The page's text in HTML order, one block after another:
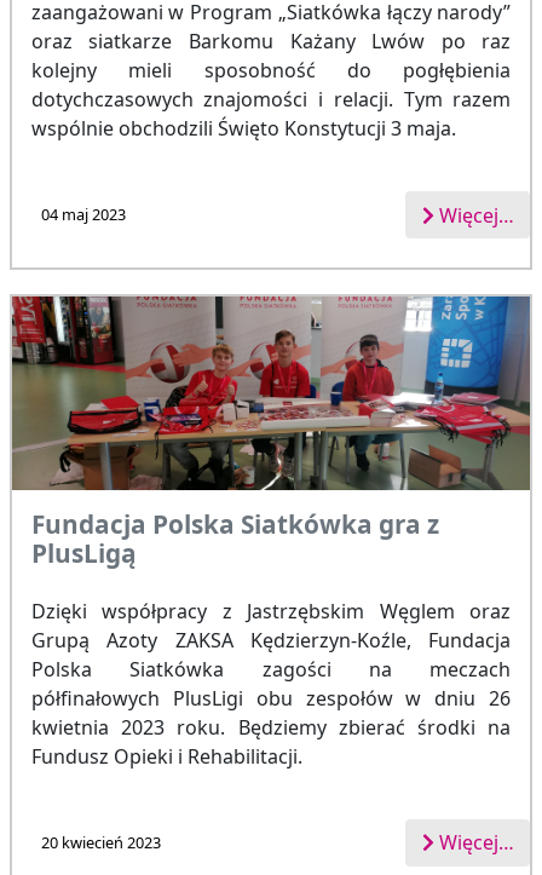
zaangażowani w Program „Siatkówka łączy narody”
oraz siatkarze Barkomu Każany Lwów po raz
kolejny mieli sposobność do pogłębienia
dotychczasowych znajomości i relacji. Tym razem
wspólnie obchodzili Święto Konstytucji 3 maja.
04 maj 2023 Więcej…
Fundacja Polska Siatkówka gra z
PlusLigą
Dzięki współpracy z Jastrzębskim Węglem oraz
Grupą Azoty ZAKSA Kędzierzyn-Koźle, Fundacja
Polska Siatkówka zagości na meczach
półfinałowych PlusLigi obu zespołów w dniu 26
kwietnia 2023 roku. Będziemy zbierać środki na
Fundusz Opieki i Rehabilitacji.
20 kwiecień 2023 Więcej…